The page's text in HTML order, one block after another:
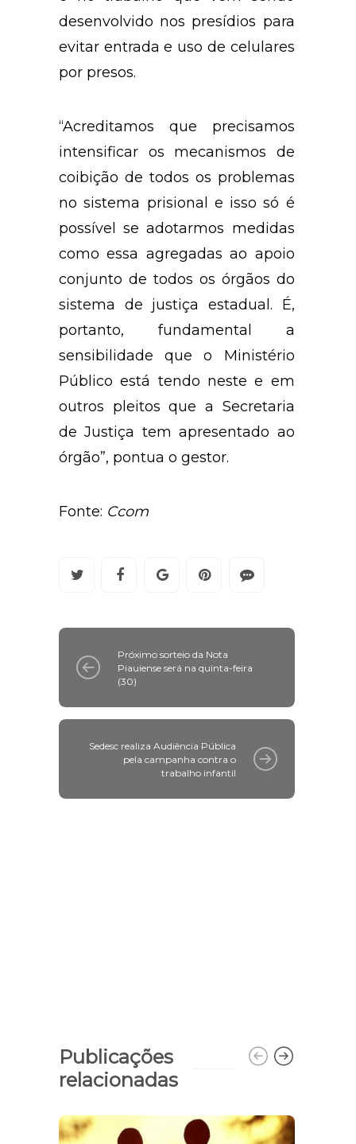
desenvolvido nos presídios para
evitar entrada e uso de celulares
por presos.
“Acreditamos que precisamos
intensificar os mecanismos de
coibição de todos os problemas
no sistema prisional e isso só é
possível se adotarmos medidas
como essa agregadas ao apoio
conjunto de todos os órgãos do
sistema de justiça estadual. É,
portanto, fundamental a
sensibilidade que o Ministério
Público está tendo neste e em
outros pleitos que a Secretaria
de Justiça tem apresentado ao
órgão”, pontua o gestor.
Fonte: Ccom
Próximo sorteio da Nota
Piauiense será na quinta-feira
(30)
Sedesc realiza Audiência Pública
pela campanha contra o
trabalho infantil
Publicações
relacionadas